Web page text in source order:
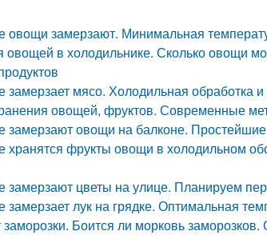
овощи замерзают. Минимальная
в холодильнике. Сколько овощи
замерзает мясо. Холодильная обработка
овощей, фруктов. Современные
замерзают овощи на балконе.
хранятся фрукты овощи в холодильном
замерзают цветы на улице. Планируем
замерзает лук на грядке. Оптимальная
Боится ли морковь